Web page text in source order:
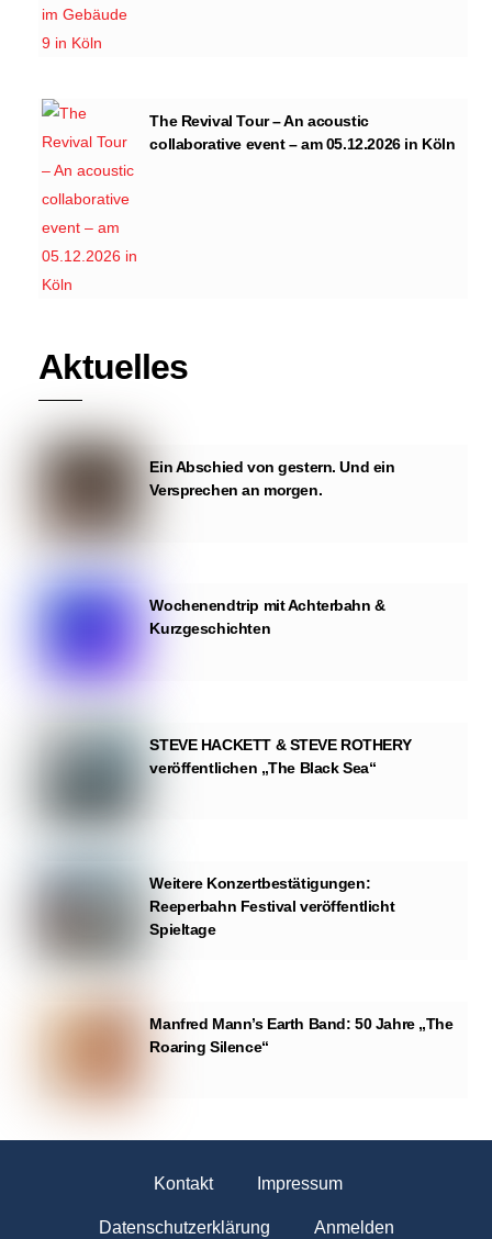
The Revival Tour – An acoustic
collaborative event – am 05.12.2026 in Köln
Aktuelles
Ein Abschied von gestern. Und ein
Versprechen an morgen.
Wochenendtrip mit Achterbahn &
Kurzgeschichten
STEVE HACKETT & STEVE ROTHERY
veröffentlichen „The Black Sea“
Weitere Konzertbestätigungen:
Reeperbahn Festival veröffentlicht
Spieltage
Manfred Mann’s Earth Band: 50 Jahre „The
Roaring Silence“
Kontakt Impressum
Datenschutzerklärung Anmelden